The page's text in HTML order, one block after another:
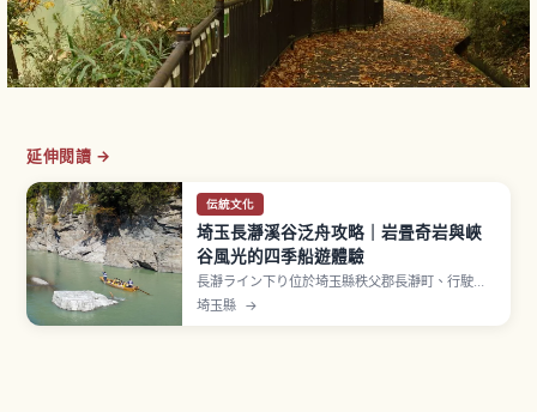
延伸閱讀 →
伝統文化
埼玉長瀞溪谷泛舟攻略｜岩畳奇岩與峽
谷風光的四季船遊體驗
長瀞ライン下り位於埼玉縣秩父郡長瀞町、行駛於
荒川，由秩父鐵道營運、航線約3公里。分為 A路線
埼玉縣 →